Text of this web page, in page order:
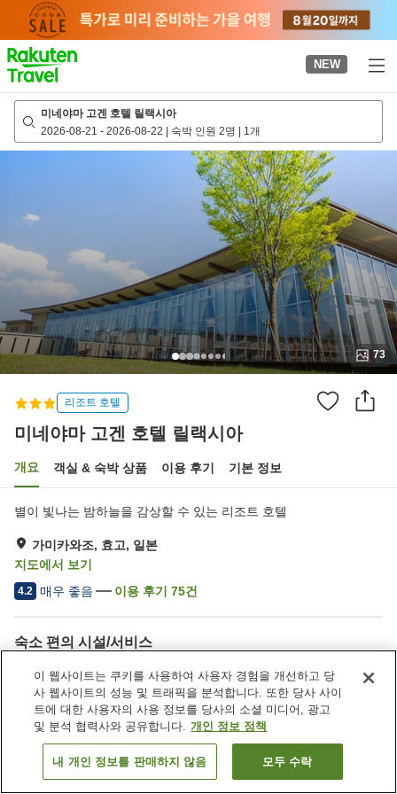
page
NEW
미네야마 고겐 호텔 릴랙시아
2026-08-21 - 2026-08-22 | 숙박 인원 2명 | 1개
73
리조트 호텔
미네야마 고겐 호텔 릴랙시아
개요 객실 & 숙박 상품 이용 후기 기본 정보
별이 빛나는 밤하늘을 감상할 수 있는 리조트 호텔
가미카와조, 효고, 일본
지도에서 보기
4.2 매우 좋음 이용 후기 75건
숙소 편의 시설/서비스
주차장
사우나
레스토랑
카페
일본 효고 가미카와조 미네야마 고겐 호텔 릴랙시아
객실 보기
이 웹사이트는 쿠키를 사용하여 사용자 경험을 개선하고 당
사 웹사이트의 성능 및 트래픽을 분석합니다. 또한 당사 사이
트에 대한 사용자의 사용 정보를 당사의 소셜 미디어, 광고
및 분석 협력사와 공유합니다. 개인 정보 정책
내 개인 정보를 판매하지 않음 모두 수락